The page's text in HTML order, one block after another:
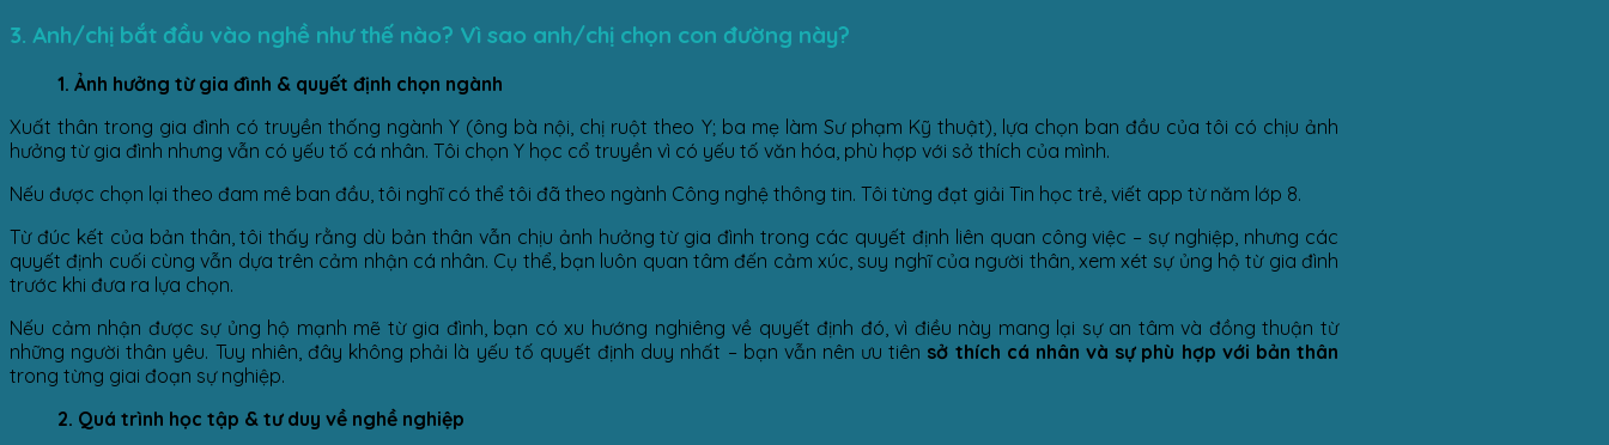
3. Anh/chị bắt đầu vào nghề như thế nào? Vì sao anh/chị chọn con đường này?
1. Ảnh hưởng từ gia đình & quyết định chọn ngành
Xuất thân trong gia đình có truyền thống ngành Y (ông bà nội, chị ruột theo Y; ba mẹ làm Sư phạm Kỹ thuật), lựa chọn ban đầu của tôi có chịu ảnh
hưởng từ gia đình nhưng vẫn có yếu tố cá nhân. Tôi chọn Y học cổ truyền vì có yếu tố văn hóa, phù hợp với sở thích của mình.
Nếu được chọn lại theo đam mê ban đầu, tôi nghĩ có thể tôi đã theo ngành Công nghệ thông tin. Tôi từng đạt giải Tin học trẻ, viết app từ năm lớp 8.
Từ đúc kết của bản thân, tôi thấy rằng dù bản thân vẫn chịu ảnh hưởng từ gia đình trong các quyết định liên quan công việc – sự nghiệp, nhưng các
quyết định cuối cùng vẫn dựa trên cảm nhận cá nhân. Cụ thể, bạn luôn quan tâm đến cảm xúc, suy nghĩ của người thân, xem xét sự ủng hộ từ gia đình
trước khi đưa ra lựa chọn.
Nếu cảm nhận được sự ủng hộ mạnh mẽ từ gia đình, bạn có xu hướng nghiêng về quyết định đó, vì điều này mang lại sự an tâm và đồng thuận từ
những người thân yêu. Tuy nhiên, đây không phải là yếu tố quyết định duy nhất – bạn vẫn nên ưu tiên sở thích cá nhân và sự phù hợp với bản thân
trong từng giai đoạn sự nghiệp.
2. Quá trình học tập & tư duy về nghề nghiệp